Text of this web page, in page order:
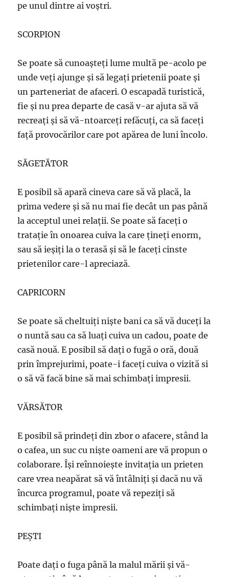
pe unul dintre ai voştri.
SCORPION
Se poate să cunoaşteţi lume multă pe-acolo pe
unde veţi ajunge şi să legaţi prietenii poate şi
un parteneriat de afaceri. O escapadă turistică,
fie şi nu prea departe de casă v-ar ajuta să vă
recreaţi şi să vă-ntoarceţi refăcuţi, ca să faceţi
față provocărilor care pot apărea de luni încolo.
SĂGETĂTOR
E posibil să apară cineva care să vă placă, la
prima vedere şi să nu mai fie decât un pas până
la acceptul unei relaţii. Se poate să faceţi o
trataţie în onoarea cuiva la care ţineţi enorm,
sau să ieşiţi la o terasă şi să le faceţi cinste
prietenilor care-l apreciază.
CAPRICORN
Se poate să cheltuiți niște bani ca să vă duceţi la
o nuntă sau ca să luaţi cuiva un cadou, poate de
casă nouă. E posibil să daţi o fugă o oră, două
prin împrejurimi, poate-i faceţi cuiva o vizită si
o să vă facă bine să mai schimbaţi impresii.
VĂRSĂTOR
E posibil să prindeţi din zbor o afacere, stând la
o cafea, un suc cu nişte oameni are vă propun o
colaborare. Îşi reînnoieşte invitaţia un prieten
care vrea neapărat să vă întâlniţi şi dacă nu vă
încurca programul, poate vă repeziţi să
schimbaţi nişte impresii.
PEŞTI
Poate daţi o fuga până la malul mării şi vă-